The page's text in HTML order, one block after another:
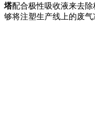
塔配合极性吸收液来去
够将注塑生产线上的废气